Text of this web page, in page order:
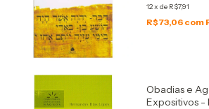
12x de R$7,91
R$73,06 com
Obadias e
Expositivos -